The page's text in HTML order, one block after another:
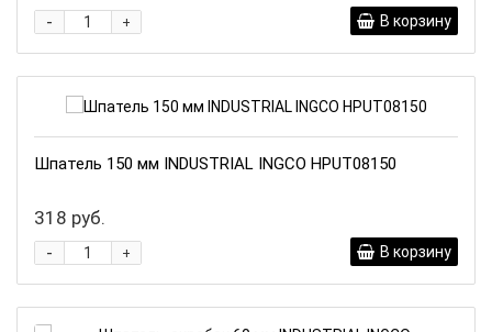
+
- В корзину
Шпатель 150 мм INDUSTRIAL INGCO HPUT08150
318 руб.
+
- В корзину